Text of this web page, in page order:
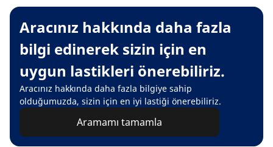
Aracınız hakkında daha fazla
bilgi edinerek sizin için en
uygun lastikleri önerebiliriz.
Aracınız hakkında daha fazla bilgiye sahip
olduğumuzda, sizin için en iyi lastiği önerebiliriz.
Aramamı tamamla